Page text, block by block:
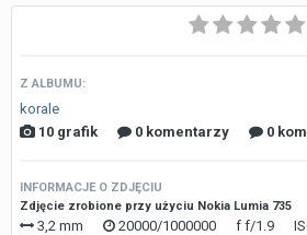
Z ALBUMU:
korale
10 grafik
0 komentarzy 0
INFORMACJE O ZDJĘCIU
Zdjęcie zrobione przy użyciu Nokia Lumia 735
3,2 mm 20000/1000000 f f/1.9